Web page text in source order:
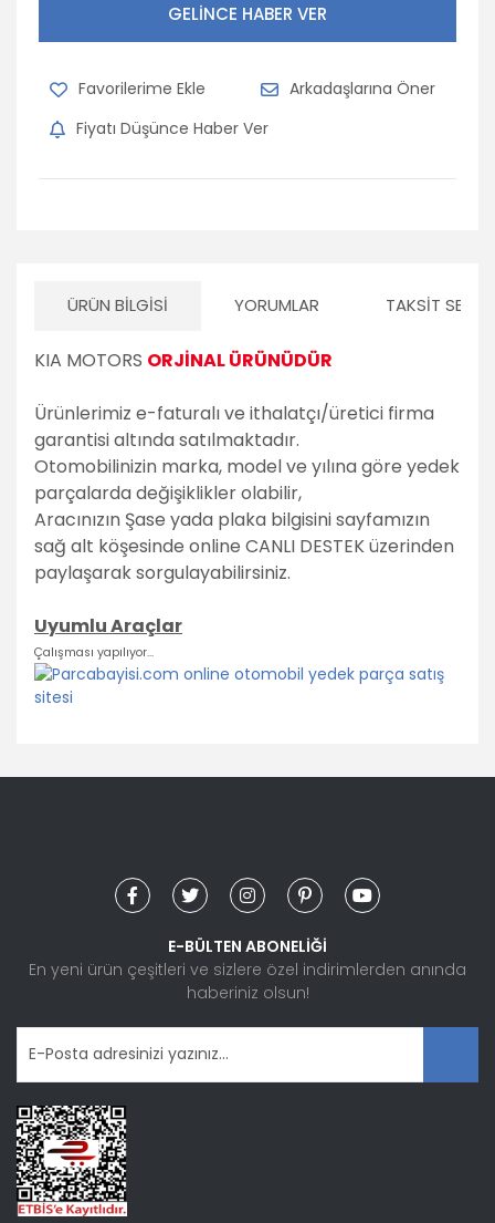
GELİNCE HABER VER
Arkadaşlarına Öner
Fiyatı Düşünce Haber Ver
ÜRÜN BILGISI YORUMLAR TAKSIT
KIA MOTORS ORJİNAL ÜRÜNÜDÜR
Ürünlerimiz e-faturalı ve ithalatçı/üretici firma
garantisi altında satılmaktadır.
Otomobilinizin marka, model ve yılına göre yedek
parçalarda değişiklikler olabilir,
Aracınızın Şase yada plaka bilgisini sayfamızın
sağ alt köşesinde online CANLI DESTEK üzerinden
paylaşarak sorgulayabilirsiniz.
Uyumlu Araçlar
Çalışması yapılıyor...
konularda yetersiz gördüğünüz noktaları öneri formunu
Ürün açıklamasında eksik bilgiler bulunuyor.
Ürün bilgilerinde hatalar bulunuyor.
Ürün fiyatı diğer sitelerden daha pahalı.
Bu ürüne benzer farklı alternatifler olmalı.
E-BÜLTEN ABONELİĞİ
En yeni ürün çeşitleri ve sizlere özel indirimlerden anında
haberiniz olsun!